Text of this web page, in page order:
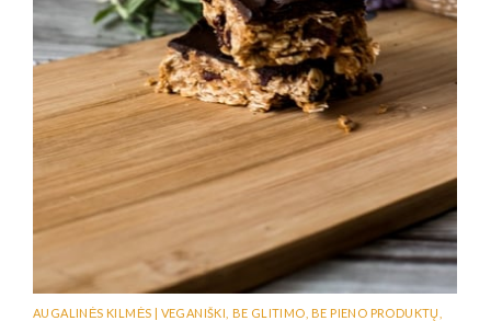
AUGALINĖS KILMĖS | VEGANIŠKI BE GLITIMO BE PIENO PRODUKTŲ